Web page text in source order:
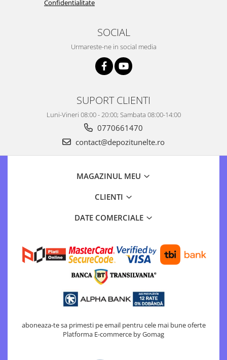
Confidentialitate
SOCIAL
Urmareste-ne in social media
SUPORT CLIENTI
Luni-Vineri 08:00 - 20:00; Sambata 08:00-14:00
0770661470
contact@depozitunelte.ro
MAGAZINUL MEU
CLIENTI
DATE COMERCIALE
aboneaza-te sa primesti pe email pentru cele mai bune oferte
Platforma E-commerce by Gomag